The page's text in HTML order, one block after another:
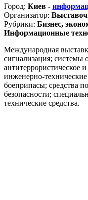
Город: Киев -
Организатор:
Рубрики: Бизнес,
Информационные
Международная
сигнализация; системы
антитеррористическое
инженерно-
боеприпасы; средства
безопасности;
технические средства.